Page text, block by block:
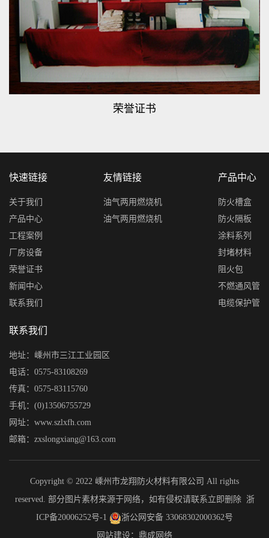
荣誉证书
快速链接
关于我们
产品中心
工程案例
厂房设备
荣誉证书
新闻中心
联系我们
友情链接
油气两用燃烧机
油气两用燃烧机
产品中心
防火槽盒
防火隔板
涂料系列
封堵材料
阻火包
不燃通风管
电缆保护管
联系我们
地址：嵊州市三江工业园区
电话：0575-83108269
传真：0575-83115760
手机：(0)13506755729
网址：www.szlxfh.com
邮箱：zxslongxiang@163.com
Copyright © 2022 嵊州市龙翔防火材料有限公司 All rights
reserved. 部分图片素材来源于网络，如有侵权请联系立即删除 浙
ICP备20006252号-1
浙公网安备 33068302000362号
网站建设：鼎成网络